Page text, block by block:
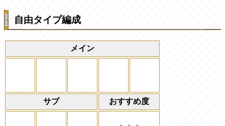
自由タイプ編成
メイン
サブ おすすめ度